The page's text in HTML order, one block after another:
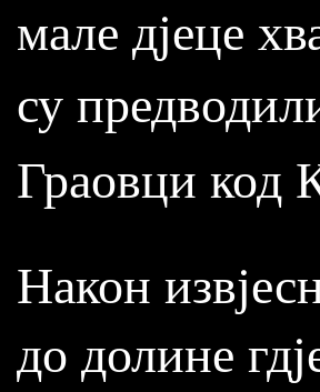
мале дјеце
су
Граовци код
Након
до долине